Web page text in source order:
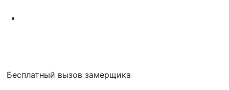
Бесплатный вызов замерщика